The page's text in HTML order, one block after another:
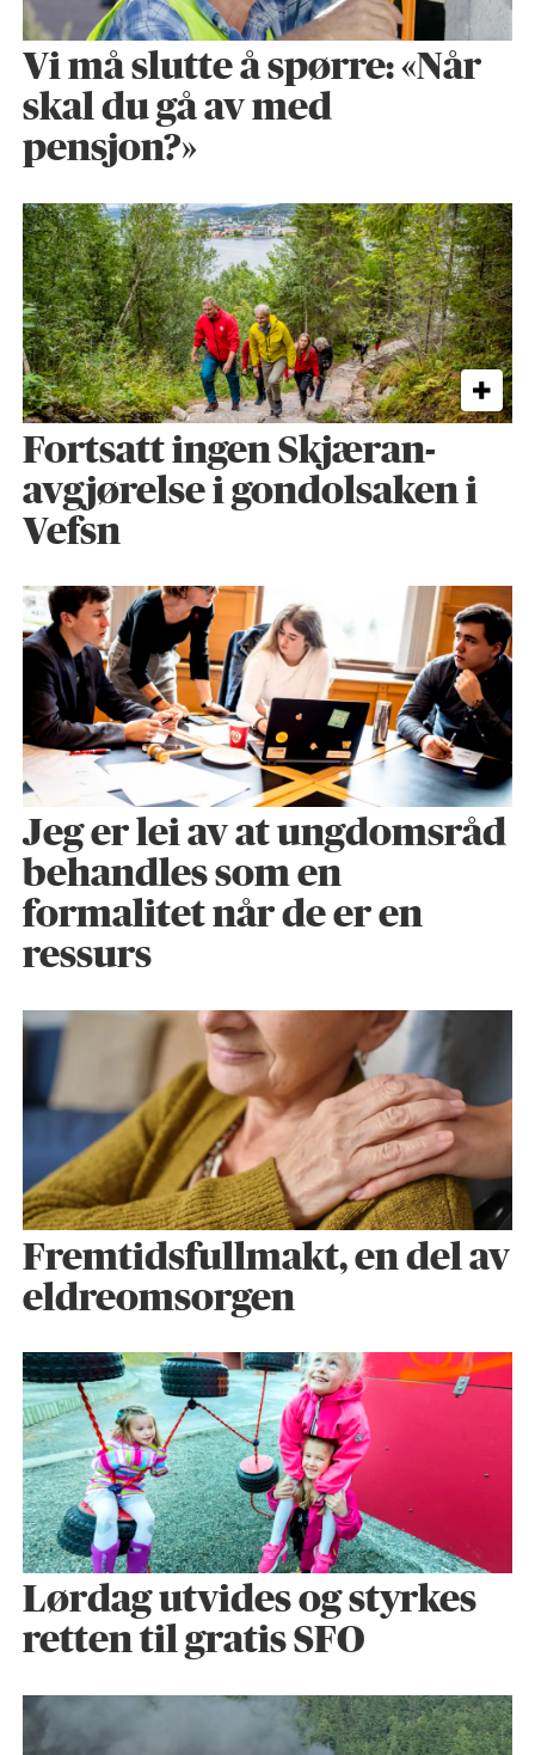
Vi må slutte å spørre: «Når
skal du gå av med
pensjon?»
Fortsatt ingen Skjæran-
avgjørelse i gondolsaken i
Vefsn
Jeg er lei av at ungdomsråd
behandles som en
formalitet når de er en
ressurs
Fremtidsfullmakt, en del av
eldreomsorgen
Lørdag utvides og styrkes
retten til gratis SFO